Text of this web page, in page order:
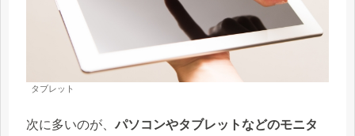
タブレット
次に多いのが、 パソコンやタブレットなどのモニタ